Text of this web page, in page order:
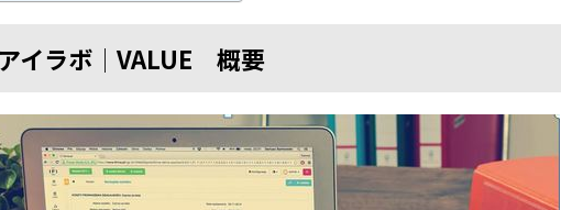
イラボ│VALUE 概要